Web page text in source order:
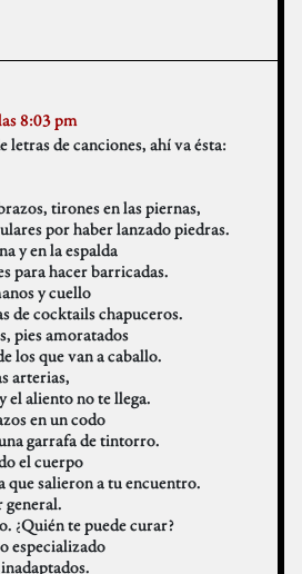
8:03 pm
letras de canciones, ahí va ésta:
tirones en las piernas,
por haber lanzado piedras.
y en la espalda
para hacer barricadas.
y cuello
de cocktails chapuceros.
pies amoratados
los que van a caballo.
arterias,
el aliento no te llega.
en un codo
garrafa de tintorro.
el cuerpo
que salieron a tu encuentro.
general.
¿Quién te puede curar?
especializado